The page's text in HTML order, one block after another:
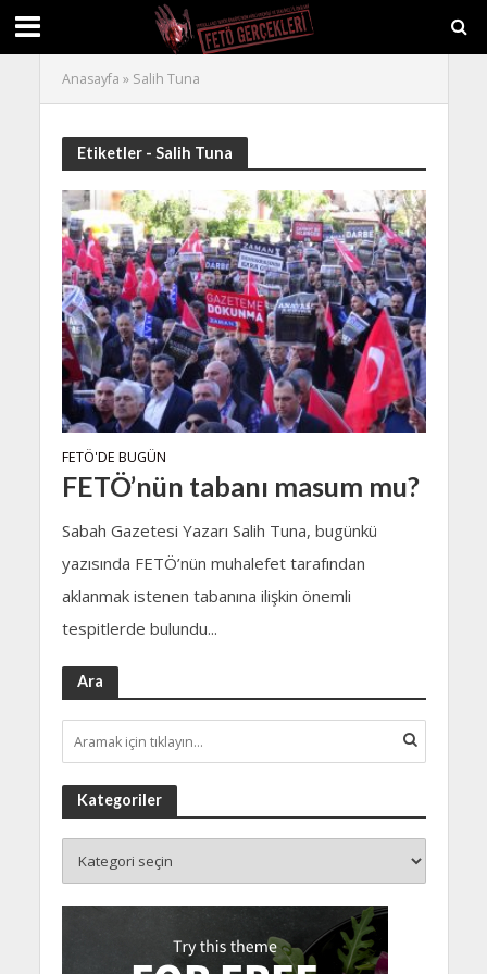
Anasayfa » Salih Tuna
Etiketler - Salih Tuna
FETÖ'DE BUGÜN
FETÖ’nün tabanı masum mu?
Sabah Gazetesi Yazarı Salih Tuna, bugünkü
yazısında FETÖ’nün muhalefet tarafından
aklanmak istenen tabanına ilişkin önemli
tespitlerde bulundu...
Ara
Kategoriler